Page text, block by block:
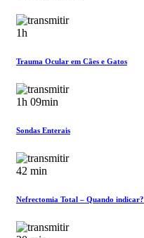
1h
Trauma Ocular em Cães e Gatos
1h 09min
Sondas Enterais
42 min
Nefrectomia Total – Quando indicar?